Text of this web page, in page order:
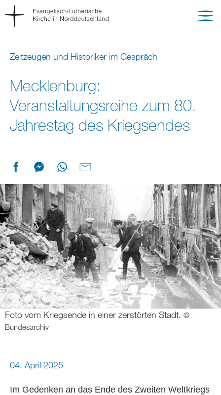
Zeitzeugen und Historiker im Gespräch
Mecklenburg:
Veranstaltungsreihe zum 80.
Jahrestag des Kriegsendes
Foto vom Kriegsende in einer zerstörten Stadt. ©
Bundesarchiv
04. April 2025
Im Gedenken an das Ende des Zweiten Weltkriegs